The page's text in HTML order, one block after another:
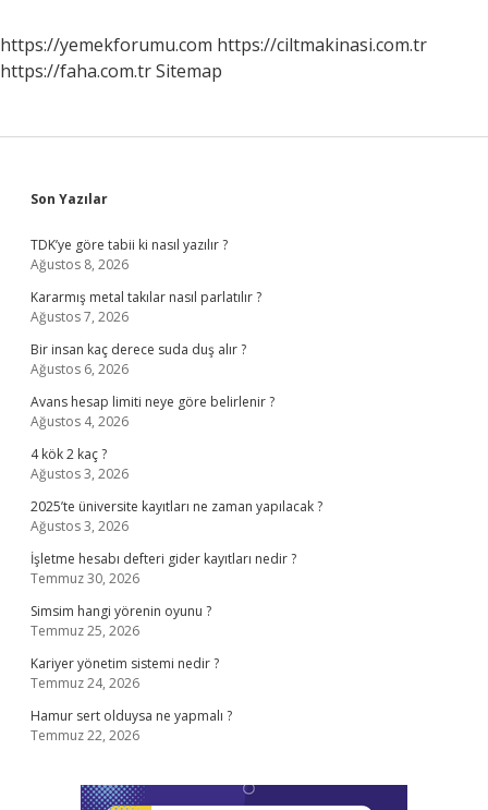
https://yemekforumu.com https://ciltmakinasi.com.tr
https://faha.com.trSitemap
Sidebar
Son Yazılar
TDK’ye göre tabii ki nasıl yazılır ?
Ağustos 8, 2026
Kararmış metal takılar nasıl parlatılır ?
Ağustos 7, 2026
Bir insan kaç derece suda duş alır ?
Ağustos 6, 2026
Avans hesap limiti neye göre belirlenir ?
Ağustos 4, 2026
4 kök 2 kaç ?
Ağustos 3, 2026
2025’te üniversite kayıtları ne zaman yapılacak ?
Ağustos 3, 2026
İşletme hesabı defteri gider kayıtları nedir ?
Temmuz 30, 2026
Simsim hangi yörenin oyunu ?
Temmuz 25, 2026
Kariyer yönetim sistemi nedir ?
Temmuz 24, 2026
Hamur sert olduysa ne yapmalı ?
Temmuz 22, 2026